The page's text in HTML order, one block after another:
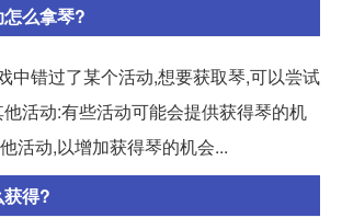
么拿琴?
中错过了某个活动,想要获取琴,可以尝试
活动:有些活动可能会提供获得琴的机
活动,以增加获得琴的机会...
得?